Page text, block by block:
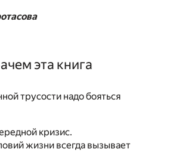
эта книга
трусости надо бояться
кризис.
жизни всегда вызывает